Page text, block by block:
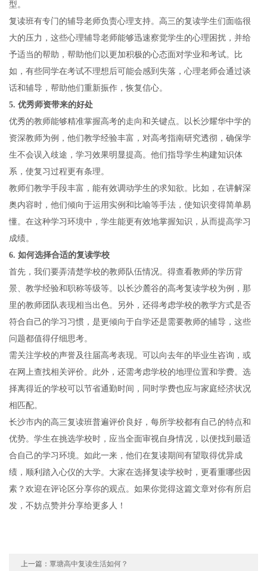
型。
复读班有专门的辅导老师负责心理支持。高三的复读学生们面临很
大的压力，这些心理辅导老师能够迅速察觉学生的心理困扰，并给
予适当的帮助，帮助他们以更加积极的心态面对学业和考试。比
如，有些同学在考试不理想后可能会感到失落，心理老师会通过谈
话和辅导，帮助他们重新振作，恢复信心。
5.优秀师资带来的好处
优秀的教师能够精准掌握高考的走向和关键点。以长沙耀华中学的
资深教师为例，他们教学经验丰富，对高考指南研究透彻，确保学
生不会误入歧途，学习效果明显提高。他们指导学生构建知识体
系，使复习过程更有条理。
教师们教学手段丰富，能有效调动学生的求知欲。比如，在讲解深
奥内容时，他们倾向于运用实例和比喻等手法，使知识变得简单易
懂。在这种学习环境中，学生能更有效地掌握知识，从而提高学习
成绩。
6.如何选择合适的复读学校
首先，我们要弄清楚学校的教师队伍情况。得查看教师的学历背
景、教学经验和职称等级等。以长沙麓谷的高考复读学校为例，那
里的教师团队表现相当出色。另外，还得考虑学校的教学方式是否
符合自己的学习习惯，是更倾向于自学还是需要教师的辅导，这些
问题都值得仔细思考。
需关注学校的声誉及往届高考表现。可以向去年的毕业生咨询，或
在网上查找相关评价。此外，还需考虑学校的地理位置和学费。选
择离得近的学校可以节省通勤时间，同时学费也应与家庭经济状况
相匹配。
长沙市内的高三复读班普遍评价良好，每所学校都有自己的特点和
优势。学生在挑选学校时，应当全面审视自身情况，以便找到最适
合自己的学习环境。如此一来，他们在复读期间有望取得优异成
绩，顺利踏入心仪的大学。大家在选择复读学校时，更看重哪些因
素？欢迎在评论区分享你的观点。如果你觉得这篇文章对你有所启
发，不妨点赞并分享给更多人！
上一篇：覃塘高中复读生活如何？